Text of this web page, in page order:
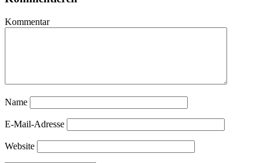
Kommentar
Name
E-Mail-Adresse
Website